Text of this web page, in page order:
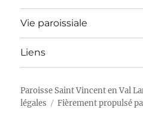
Vie paroissiale
Liens
Paroisse Saint Vincent en Val
légales
Fièrement propulsé